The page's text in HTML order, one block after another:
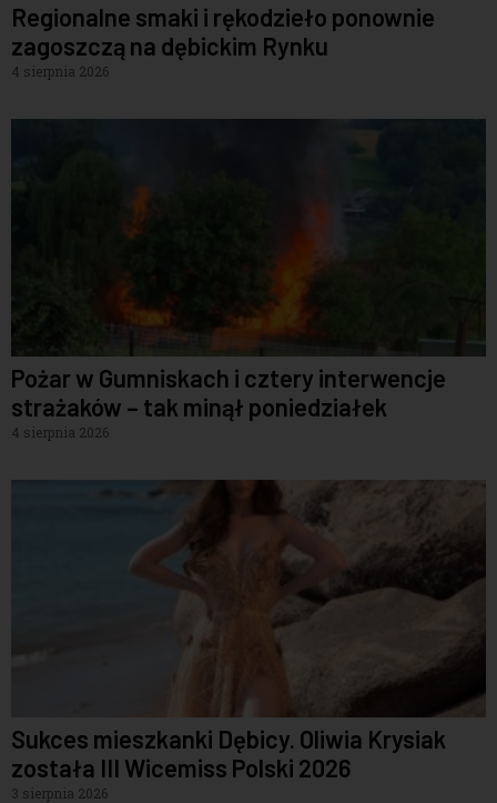
Regionalne smaki i rękodzieło ponownie
zagoszczą na dębickim Rynku
4 sierpnia 2026
Pożar w Gumniskach i cztery interwencje
strażaków – tak minął poniedziałek
4 sierpnia 2026
Sukces mieszkanki Dębicy. Oliwia Krysiak
została III Wicemiss Polski 2026
3 sierpnia 2026